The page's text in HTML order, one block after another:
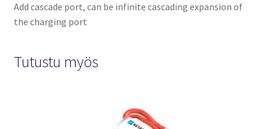
Add cascade port, can be infinite cascading expansion of
the charging port
Tutustu myös